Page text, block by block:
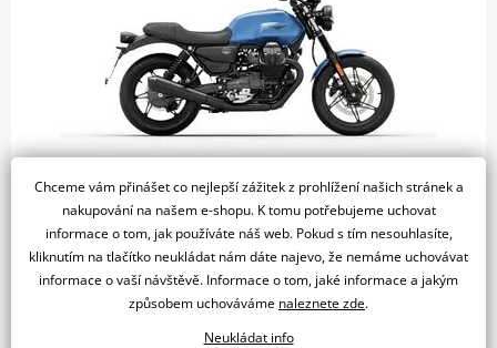
Moto Guzzi V7 STONE 850 E5+ - Blu Profondo
2025
229 900 Kč
219 900 Kč
Vyber si svou výhodu: K2 Bonus SLEVA 10.000,- Kč a k tomu
dalších 10.000,- Kč bonus na…
Chceme vám přinášet co nejlepší zážitek z prohlížení našich stránek a
nakupování na našem e-shopu. K tomu potřebujeme uchovat
informace o tom, jak používáte náš web. Pokud s tím nesouhlasíte,
kliknutím na tlačítko neukládat nám dáte najevo, že nemáme uchovávat
informace o vaší návštěvě. Informace o tom, jaké informace a jakým
způsobem uchováváme naleznete zde.
Neukládat info